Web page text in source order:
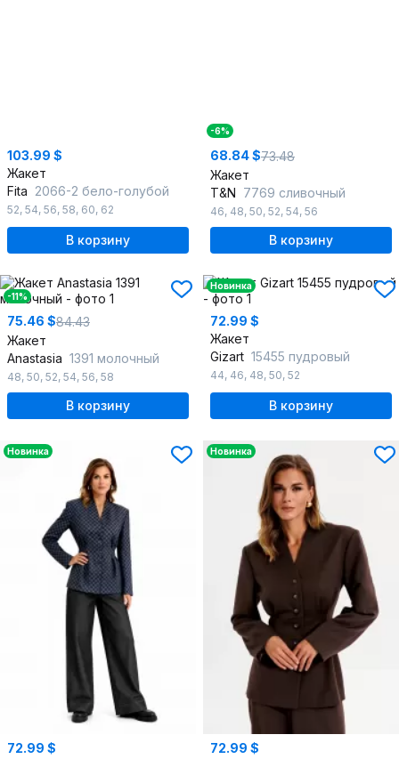
103.99 $
Жакет
Fita 2066-2 бело-голубой
52, 54, 56, 58, 60, 62
В корзину
-6%
68.84 $73.48
Жакет
T&N 7769 сливочный
46, 48, 50, 52, 54, 56
В корзину
-11%
75.46 $84.43
Жакет
Anastasia 1391 молочный
48, 50, 52, 54, 56, 58
В корзину
Новинка
72.99 $
Жакет
Gizart 15455 пудровый
44, 46, 48, 50, 52
В корзину
Новинка
72.99 $
Новинка
72.99 $